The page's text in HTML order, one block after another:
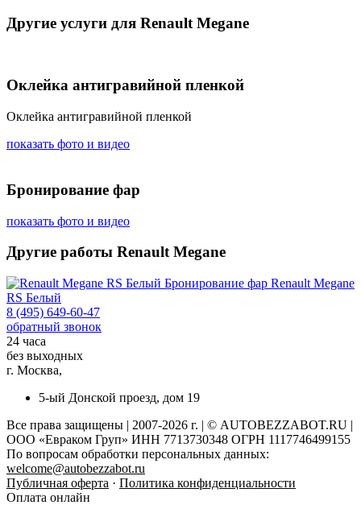
Другие услуги для Renault Megane
Оклейка антигравийной пленкой
Оклейка антигравийной пленкой
показать фото и видео
Бронирование фар
показать фото и видео
Другие работы Renault Megane
Бронирование фар Renault Megane
RS Белый
8 (495) 649-60-47
обратный звонок
24 часа
без выходных
г. Москва,
5-ый Донской проезд, дом 19
Все права защищены | 2007-2026 г. | © AUTOBEZZABOT.RU |
ООО «Евраком Груп» ИНН 7713730348 ОГРН 1117746499155
По вопросам обработки персональных данных:
welcome@autobezzabot.ru
Публичная оферта · Политика конфиденциальности
Оплата онлайн